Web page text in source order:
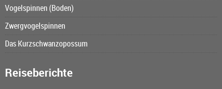
Vogelspinnen (Boden)
Zwergvogelspinnen
Das Kurzschwanzopossum
Reiseberichte